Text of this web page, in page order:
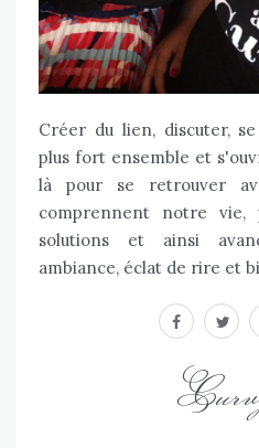
Créer du lien, discuter,
plus fort ensemble et
là pour se retrouver
comprennent notre vie,
solutions et ainsi
ambiance, éclat de rire et
facebooktwitter